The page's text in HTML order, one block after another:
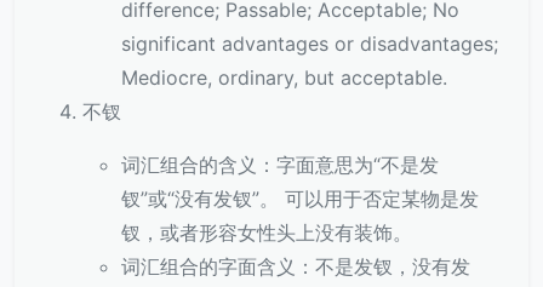
difference; Passable; Acceptable; No
significant advantages or disadvantages;
Mediocre, ordinary, but acceptable.
不钗
词汇组合的含义：字面意思为“不是发
钗”或“没有发钗”。 可以用于否定某物是发
钗，或者形容女性头上没有装饰。
词汇组合的字面含义：不是发钗，没有发